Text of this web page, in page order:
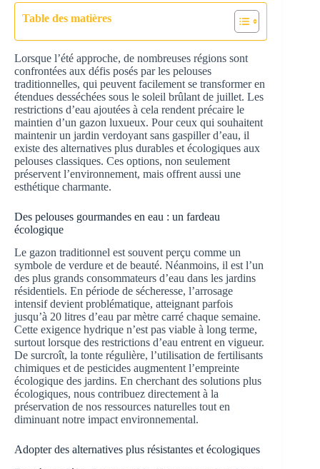
Table des matières
Lorsque l’été approche, de nombreuses régions sont
confrontées aux défis posés par les pelouses
traditionnelles, qui peuvent facilement se transformer en
étendues desséchées sous le soleil brûlant de juillet. Les
restrictions d’eau ajoutées à cela rendent précaire le
maintien d’un gazon luxueux. Pour ceux qui souhaitent
maintenir un jardin verdoyant sans gaspiller d’eau, il
existe des alternatives plus durables et écologiques aux
pelouses classiques. Ces options, non seulement
préservent l’environnement, mais offrent aussi une
esthétique charmante.
Des pelouses gourmandes en eau : un fardeau
écologique
Le gazon traditionnel est souvent perçu comme un
symbole de verdure et de beauté. Néanmoins, il est l’un
des plus grands consommateurs d’eau dans les jardins
résidentiels. En période de sécheresse, l’arrosage
intensif devient problématique, atteignant parfois
jusqu’à 20 litres d’eau par mètre carré chaque semaine.
Cette exigence hydrique n’est pas viable à long terme,
surtout lorsque des restrictions d’eau entrent en vigueur.
De surcroît, la tonte régulière, l’utilisation de fertilisants
chimiques et de pesticides augmentent l’empreinte
écologique des jardins. En cherchant des solutions plus
écologiques, nous contribuez directement à la
préservation de nos ressources naturelles tout en
diminuant notre impact environnemental.
Adopter des alternatives plus résistantes et écologiques